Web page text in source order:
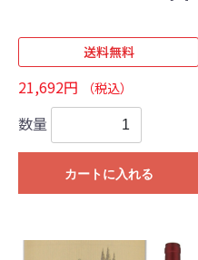
送料無料
21,692円 （税込）
数量
カートに入れる